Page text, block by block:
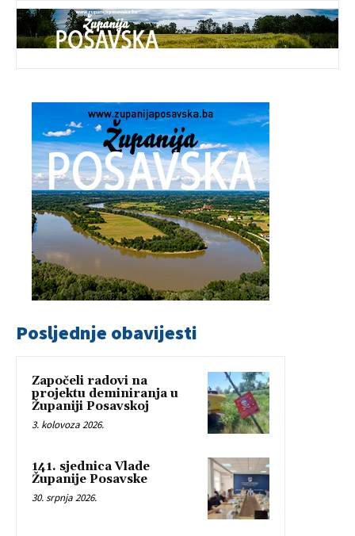
Posljednje obavijesti
Započeli radovi na
projektu deminiranja u
Županiji Posavskoj
3. kolovoza 2026.
141. sjednica Vlade
Županije Posavske
30. srpnja 2026.